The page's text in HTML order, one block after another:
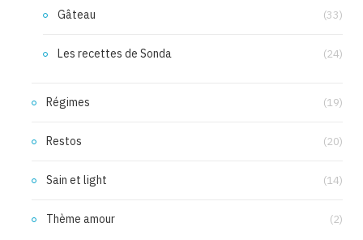
Gâteau (33)
Les recettes de Sonda (24)
Régimes (19)
Restos (20)
Sain et light (14)
Thème amour (2)